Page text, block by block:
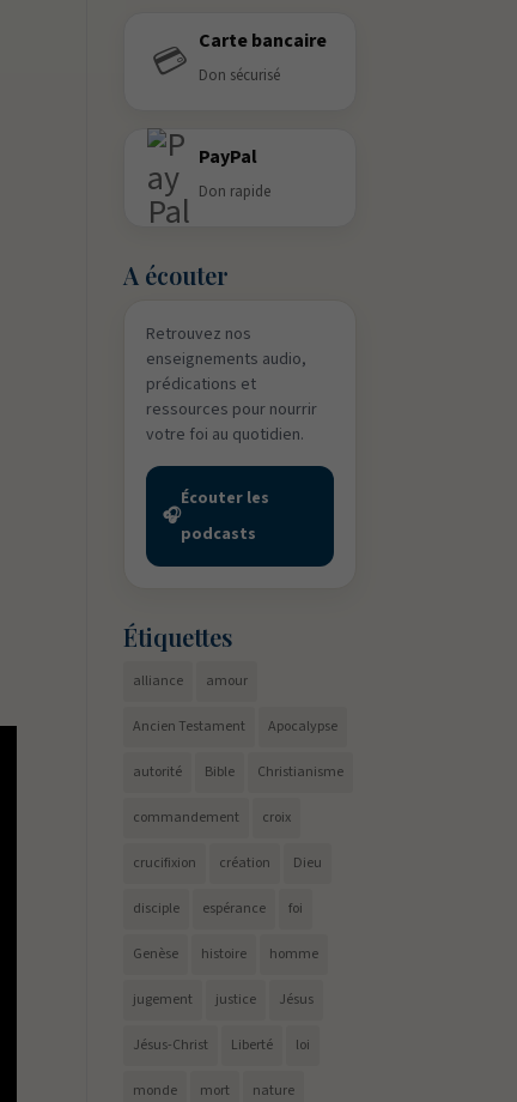
💳 Carte bancaire
Don sécurisé
PayPal
Don rapide
A écouter
Retrouvez nos
enseignements audio,
prédications et
ressources pour nourrir
votre foi au quotidien.
🎧
Écouter les
podcasts
Étiquettes
alliance amour
Ancien Testament Apocalypse
autorité Bible Christianisme
commandement croix
crucifixion création Dieu
disciple espérance foi
Genèse histoire homme
jugement justice Jésus
Jésus-Christ Liberté loi
monde mort nature